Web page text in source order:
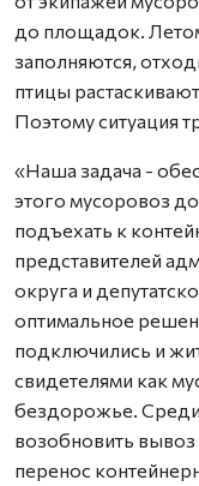
до площадок.
заполняются,
птицы
Поэтому ситуация
«Наша задача -
этого мусоровоз
подъехать к
представителей
округа и
оптимальное
подключились и
свидетелями как
бездорожье.
возобновить
перенос